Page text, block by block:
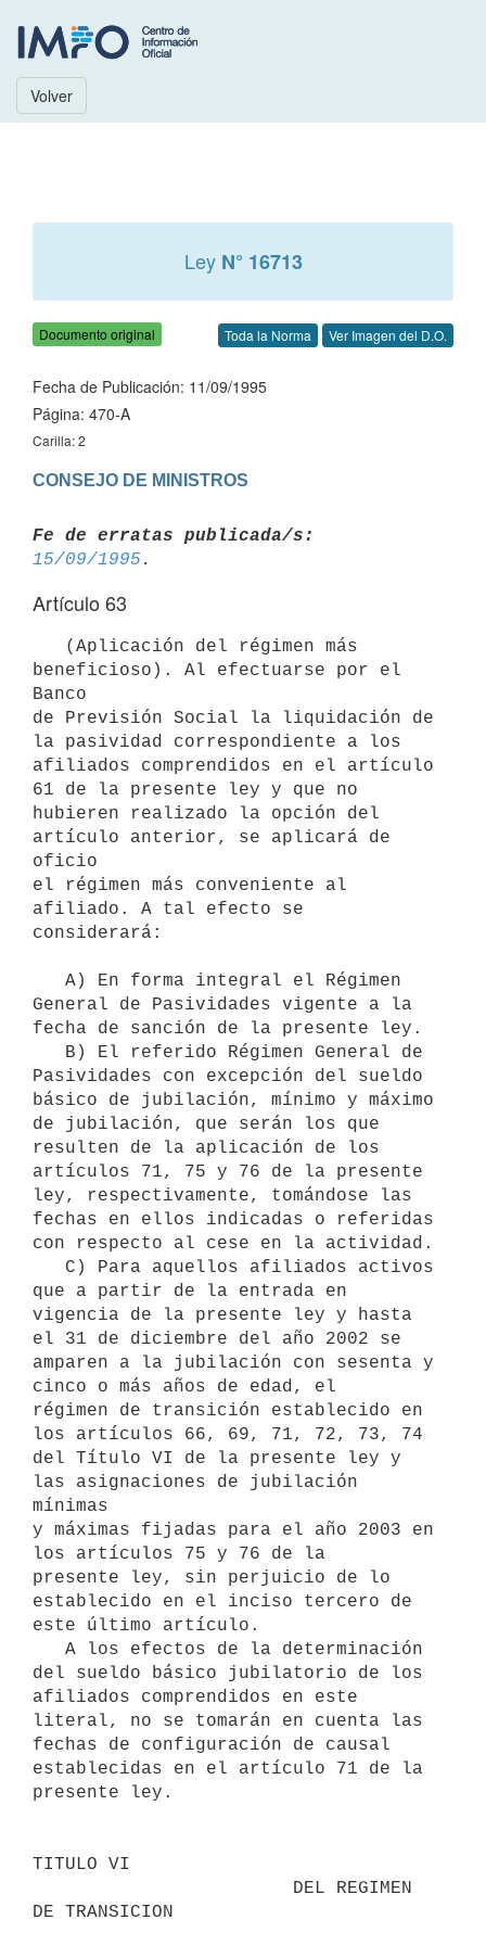
Volver
Ley N° 16713
Documento original Toda la Norma Ver Imagen del D.O.
Fecha de Publicación: 11/09/1995
Página: 470-A
Carilla: 2
Fe de erratas publicada/s:
15/09/1995
Artículo 63
beneficioso). Al efectuarse por el
Banco
de Previsión Social la liquidación de
la pasividad correspondiente a los
afiliados comprendidos en el artículo
61 de la presente ley y que no
hubieren realizado la opción del
artículo anterior, se aplicará de
oficio
el régimen más conveniente al
afiliado. A tal efecto se
considerará:
General de Pasividades vigente a la
fecha de sanción de la presente ley.
Pasividades con excepción del sueldo
básico de jubilación, mínimo y máximo
de jubilación, que serán los que
resulten de la aplicación de los
artículos 71, 75 y 76 de la presente
ley, respectivamente, tomándose las
fechas en ellos indicadas o referidas
con respecto al cese en la actividad.
que a partir de la entrada en
vigencia de la presente ley y hasta
el 31 de diciembre del año 2002 se
amparen a la jubilación con sesenta y
cinco o más años de edad, el
régimen de transición establecido en
los artículos 66, 69, 71, 72, 73, 74
del Título VI de la presente ley y
las asignaciones de jubilación
mínimas
y máximas fijadas para el año 2003 en
los artículos 75 y 76 de la
presente ley, sin perjuicio de lo
establecido en el inciso tercero de
este último artículo.
del sueldo básico jubilatorio de los
afiliados comprendidos en este
literal, no se tomarán en cuenta las
fechas de configuración de causal
establecidas en el artículo 71 de la
presente ley.
TITULO VI
DE TRANSICION